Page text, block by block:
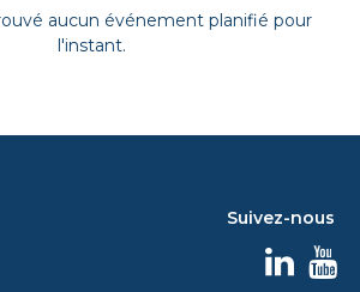
aucun événement planifié pour
l'instant.
Suivez-nous